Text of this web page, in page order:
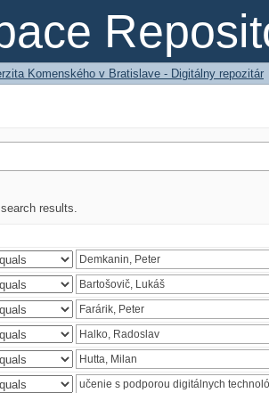
Komenského v Bratislave - Digitálny repozitár
results.